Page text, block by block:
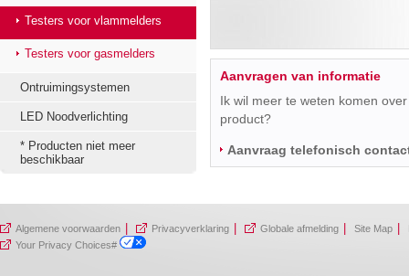
Testers voor vlammelders
Testers voor gasmelders
Ontruimingsystemen
LED Noodverlichting
* Producten niet meer
beschikbaar
Aanvragen van informatie
Ik wil meer te weten komen
product?
Aanvraag telefonisch
Algemene voorwaarden Privacyverklaring Globale afmelding Site Map
Your Privacy Choices#